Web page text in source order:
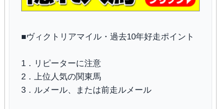
■ヴィクトリアマイル・過去10年好走ポイント
1．リピーターに注意
2．上位人気の関東馬
3．ルメール、または前走ルメール